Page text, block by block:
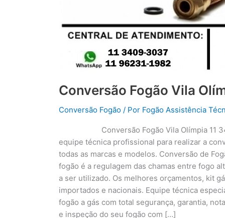
Conversão Fogão Vila
Conversão Fogão / Por Fogão Assistência
Conversão Fogão Vila Olímpia 11
equipe técnica profissional para realizar a
todas as marcas e modelos. Conversão de
fogão é a regulagem das chamas entre fogo
a ser utilizado. Os melhores orçamentos, kit
importados e nacionais. Equipe técnica
fogão a gás com total segurança, garantia,
e inspeção do seu fogão com […]